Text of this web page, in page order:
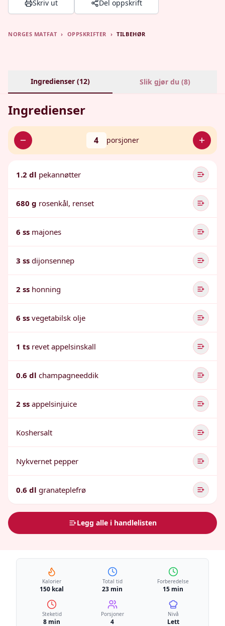
Skriv ut Del oppskrift
NORGES MATFAT › OPPSKRIFTER › TILBEHØR
Ingredienser (12) Slik gjør du (8)
Ingredienser
4 porsjoner
1.2 dl pekannøtter
680 g rosenkål, renset
6 ss majones
3 ss dijonsennep
2 ss honning
6 ss vegetabilsk olje
1 ts revet appelsinskall
0.6 dl champagneeddik
2 ss appelsinjuice
Koshersalt
Nykvernet pepper
0.6 dl granateplefrø
Legg alle i handlelisten
Kalorier
150 kcal
Total tid
23 min
Forberedelse
15 min
Steketid
8 min
Porsjoner
4
Nivå
Lett